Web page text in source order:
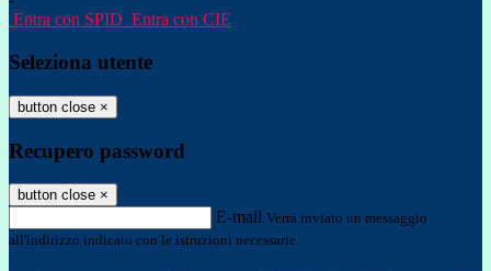
Entra con SPID Entra con CIE
Seleziona utente
button close ×
Recupero password
button close ×
E-mail Verrà inviato un messaggio
all'indirizzo indicato con le istruzioni necessarie.